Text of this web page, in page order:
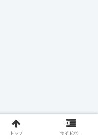
トップ サイドバー